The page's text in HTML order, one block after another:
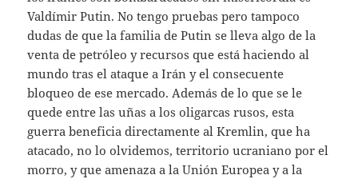
Valdímir Putin. No tengo pruebas pero tampoco
dudas de que la familia de Putin se lleva algo de la
venta de petróleo y recursos que está haciendo al
mundo tras el ataque a Irán y el consecuente
bloqueo de ese mercado. Además de lo que se le
quede entre las uñas a los oligarcas rusos, esta
guerra beneficia directamente al Kremlin, que ha
atacado, no lo olvidemos, territorio ucraniano por el
morro, y que amenaza a la Unión Europea y a la